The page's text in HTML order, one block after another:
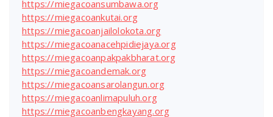
https://miegacoansumbawa.org
https://miegacoankutai.org
https://miegacoanjailolokota.org
https://miegacoanacehpidiejaya.org
https://miegacoanpakpakbharat.org
https://miegacoandemak.org
https://miegacoansarolangun.org
https://miegacoanlimapuluh.org
https://miegacoanbengkayang.org